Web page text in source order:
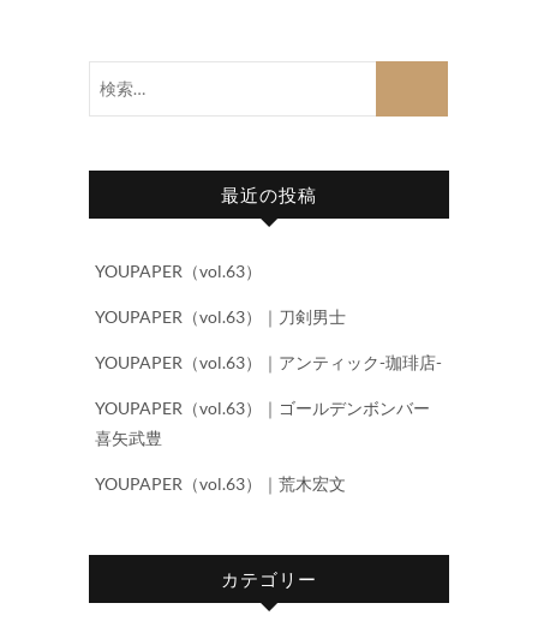
最近の投稿
YOUPAPER（vol.63）
YOUPAPER（vol.63）｜刀剣男士
YOUPAPER（vol.63）｜アンティック-珈琲店-
YOUPAPER（vol.63）｜ゴールデンボンバー
喜矢武豊
YOUPAPER（vol.63）｜荒木宏文
カテゴリー